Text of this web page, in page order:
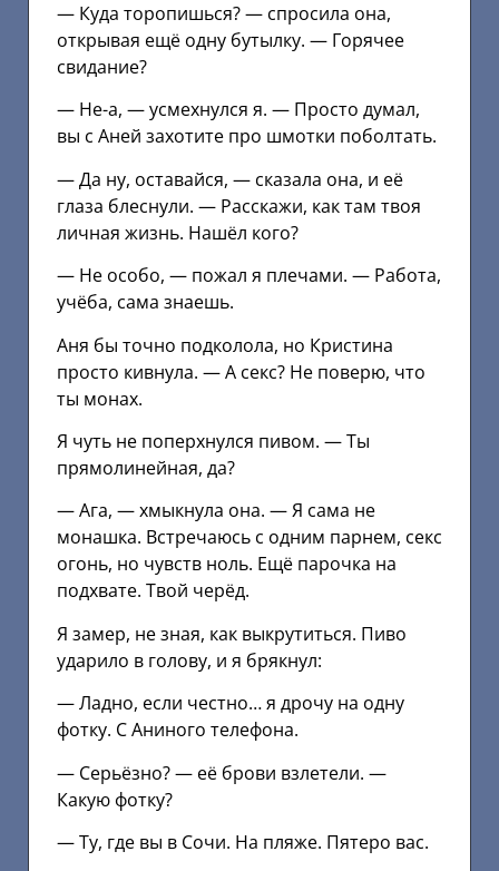
— Куда торопишься? — спросила она,
открывая ещё одну бутылку. — Горячее
свидание?
— Не-а, — усмехнулся я. — Просто думал,
вы с Аней захотите про шмотки поболтать.
— Да ну, оставайся, — сказала она, и её
глаза блеснули. — Расскажи, как там твоя
личная жизнь. Нашёл кого?
— Не особо, — пожал я плечами. — Работа,
учёба, сама знаешь.
Аня бы точно подколола, но Кристина
просто кивнула. — А секс? Не поверю, что
ты монах.
Я чуть не поперхнулся пивом. — Ты
прямолинейная, да?
— Ага, — хмыкнула она. — Я сама не
монашка. Встречаюсь с одним парнем, секс
огонь, но чувств ноль. Ещё парочка на
подхвате. Твой черёд.
Я замер, не зная, как выкрутиться. Пиво
ударило в голову, и я брякнул:
— Ладно, если честно… я дрочу на одну
фотку. С Аниного телефона.
— Серьёзно? — её брови взлетели. —
Какую фотку?
— Ту, где вы в Сочи. На пляже. Пятеро вас.